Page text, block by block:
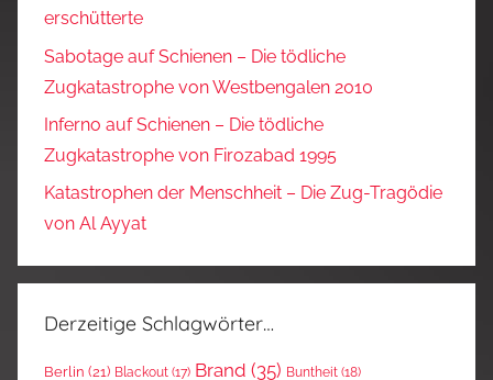
erschütterte
Sabotage auf Schienen – Die tödliche
Zugkatastrophe von Westbengalen 2010
Inferno auf Schienen – Die tödliche
Zugkatastrophe von Firozabad 1995
Katastrophen der Menschheit – Die Zug-Tragödie
von Al Ayyat
Derzeitige Schlagwörter…
Berlin (21) Blackout (17) Brand (35) Buntheit (18)